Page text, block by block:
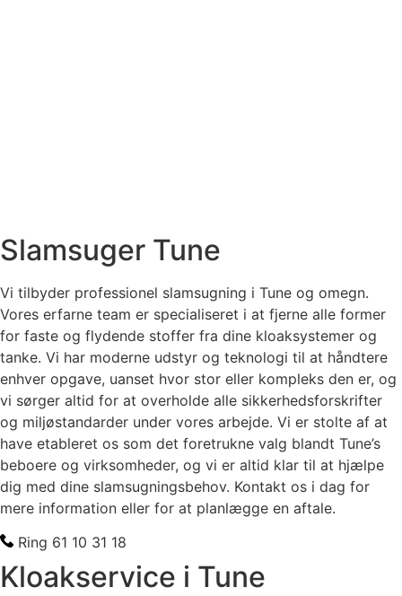
Slamsuger Tune
Vi tilbyder professionel slamsugning i Tune og omegn.
Vores erfarne team er specialiseret i at fjerne alle former
for faste og flydende stoffer fra dine kloaksystemer og
tanke. Vi har moderne udstyr og teknologi til at håndtere
enhver opgave, uanset hvor stor eller kompleks den er, og
vi sørger altid for at overholde alle sikkerhedsforskrifter
og miljøstandarder under vores arbejde. Vi er stolte af at
have etableret os som det foretrukne valg blandt Tune’s
beboere og virksomheder, og vi er altid klar til at hjælpe
dig med dine slamsugningsbehov. Kontakt os i dag for
mere information eller for at planlægge en aftale.
Ring 61 10 31 18
Kloakservice i Tune